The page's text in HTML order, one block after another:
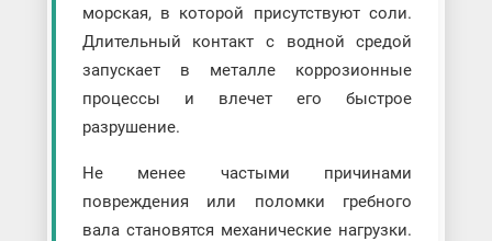
морская, в которой присутствуют соли.
Длительный контакт с водной средой
запускает в металле коррозионные
процессы и влечет его быстрое
разрушение.
Не менее частыми причинами
повреждения или поломки гребного
вала становятся механические нагрузки.